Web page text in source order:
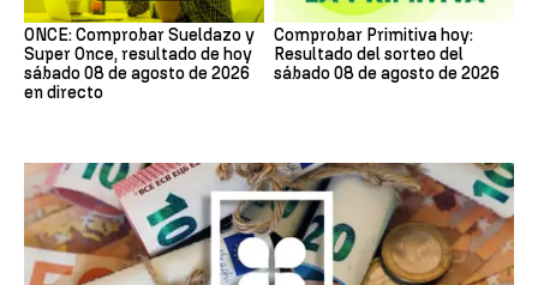
ONCE: Comprobar Sueldazo y
Super Once, resultado de hoy
sábado 08 de agosto de 2026
en directo
Comprobar Primitiva hoy:
Resultado del sorteo del
sábado 08 de agosto de 2026